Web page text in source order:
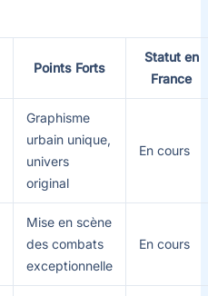
Points Forts
Statut en
France
Graphisme
urbain unique,
univers
original
En cours
Mise en scène
des combats
exceptionnelle
En cours